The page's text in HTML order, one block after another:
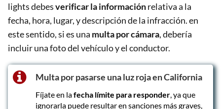
lights debesverificar la informaciónrelativa a la
fecha, hora, lugar, y descripción de la infracción. en
este sentido, si es una multa por cámara, debería
incluir una foto del vehículo y el conductor.
Multa por pasarse una luz roja en California
Fíjate en lafecha límite para responder, ya que
ignorarla puede resultar en sanciones más graves,